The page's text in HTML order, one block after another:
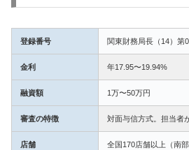
登録番号 関東財務局長（14）第
金利 年17.95〜19.94%
融資額 1万〜50万円
審査の特徴 対面与信方式。担当者
店舗 全国170店舗以上（南部